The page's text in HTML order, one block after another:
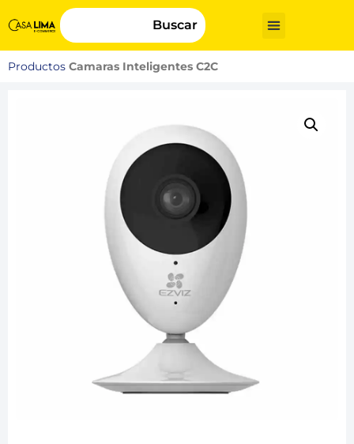
Buscar
Productos Camaras Inteligentes C2C